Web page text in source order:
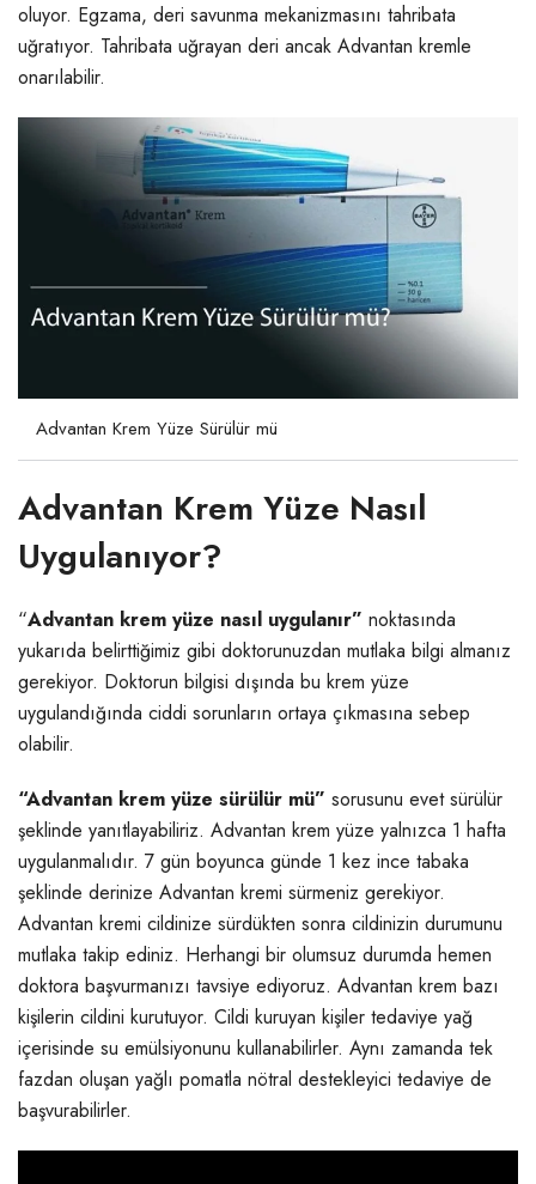
oluyor. Egzama, deri savunma mekanizmasını tahribata
uğratıyor. Tahribata uğrayan deri ancak Advantan kremle
onarılabilir.
Advantan Krem Yüze Sürülür mü
Advantan Krem Yüze Nasıl
Uygulanıyor?
“Advantan krem yüze nasıl uygulanır” noktasında
yukarıda belirttiğimiz gibi doktorunuzdan mutlaka bilgi almanız
gerekiyor. Doktorun bilgisi dışında bu krem yüze
uygulandığında ciddi sorunların ortaya çıkmasına sebep
olabilir.
“Advantan krem yüze sürülür mü” sorusunu evet sürülür
şeklinde yanıtlayabiliriz. Advantan krem yüze yalnızca 1 hafta
uygulanmalıdır. 7 gün boyunca günde 1 kez ince tabaka
şeklinde derinize Advantan kremi sürmeniz gerekiyor.
Advantan kremi cildinize sürdükten sonra cildinizin durumunu
mutlaka takip ediniz. Herhangi bir olumsuz durumda hemen
doktora başvurmanızı tavsiye ediyoruz. Advantan krem bazı
kişilerin cildini kurutuyor. Cildi kuruyan kişiler tedaviye yağ
içerisinde su emülsiyonunu kullanabilirler. Aynı zamanda tek
fazdan oluşan yağlı pomatla nötral destekleyici tedaviye de
başvurabilirler.